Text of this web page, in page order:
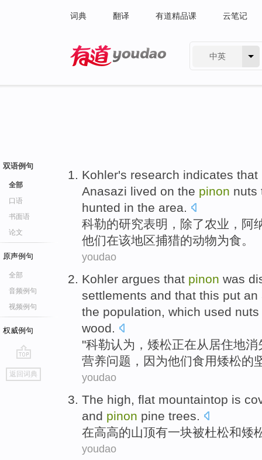
词典 翻译 有道精品课 云笔记
中英
双语例句
全部
口语
书面语
论文
原声例句
全部
音频例句
视频例句
权威例句
go
top
返回词典
Kohler's research indicates that
Anasazi lived on the pinon nuts
hunted in the area.
科勒的研究表明 ， 除了农业 ， 阿
他们在该地区捕猎的动物为食。
youdao
Kohler argues that pinon was
settlements and that this put an
the population, which used nuts
wood.
"科勒认为 ， 矮松正在从 居住地消
营养问题， 因为他们食用矮松的
youdao
The high, flat mountaintop is
and pinon pine trees.
在高高的山顶有一块被杜松和矮
youdao